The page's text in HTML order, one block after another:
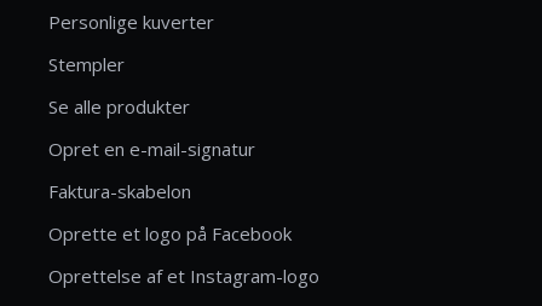
Personlige kuverter
Stempler
Se alle produkter
Opret en e-mail-signatur
Faktura-skabelon
Oprette et logo på Facebook
Oprettelse af et Instagram-logo